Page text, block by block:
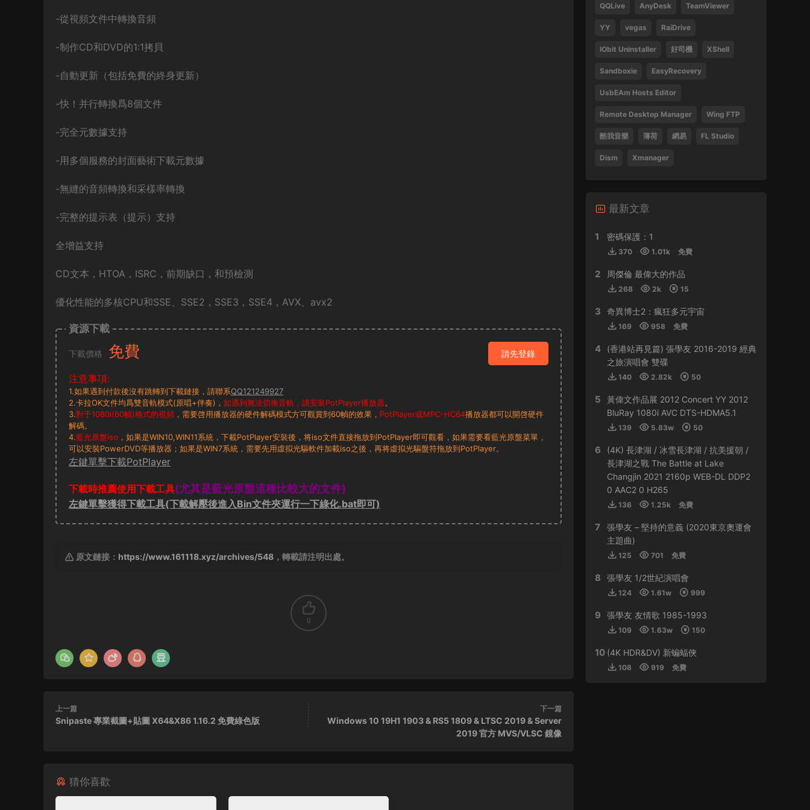
-從視頻文件中轉換音頻
-制作CD和DVD的1:1拷貝
-自動更新（包括免費的終身更新）
-快！并行轉換爲8個文件
-完全元數據支持
-用多個服務的封面藝術下載元數據
-無縫的音頻轉換和采樣率轉換
-完整的提示表（提示）支持
全增益支持
CD文本，HTOA，ISRC，前期缺口，和預檢測
優化性能的多核CPU和SSE、SSE2，SSE3，SSE4，AVX、avx2
資源下載
下載價格 免費 請先登錄
注意事項:
1.如果遇到付款後沒有跳轉到下載鏈接，請聯系QQ121249927
2.卡拉OK文件均爲雙音軌模式(原唱+伴奏)， 如遇到無法切換音軌，請安裝PotPlayer播放器。
3.對于1080i(60幀)格式的視頻 ，需要啓用播放器的硬件解碼模式方可觀賞到60幀的效果， PotPlayer或MPC-HC64播放器都可以開啓硬件
解碼。
4.藍光原盤iso ，如果是WIN10,WIN11系統，下載PotPlayer安裝後，将iso文件直接拖放到PotPlayer即可觀看，如果需要看藍光原盤菜單，
可以安裝PowerDVD等播放器；如果是WIN7系統，需要先用虛拟光驅軟件加載iso之後，再将虛拟光驅盤符拖放到PotPlayer。
左鍵單擊下載PotPlayer
下載時推薦使用下載工具(尤其是藍光原盤這種比較大的文件)
左鍵單擊獲得下載工具(下載解壓後進入Bin文件夾運行一下綠化.bat即可)
原文鏈接： https://www.161118.xyz/archives/548 ，轉載請注明出處。
0
上一篇
Snipaste 專業截圖+貼圖 X64&X86 1.16.2 免費綠色版
下一篇
Windows 10 19H1 1903 & RS5 1809 & LTSC 2019 & Server
2019 官方 MVS/VLSC 鏡像
猜你喜歡
Tsang Hei 2013 Blu-ray 1080i AVC DTS-HD
470859 • 2024-09-03
感謝分享
來源： 瞬息全宇宙
laohusyf • 2024-05-30
喜歡聽張敬軒的歌
來源：
張敬軒 2018 Hinsideout 演唱會 Hins
Silicon • 2024-04-30
來源： (香港站&台北站) 張學友 經典之旅
HY0768 • 2024-03-13
來源：
容祖兒 Another Side Joey My Secret
Live 2023
509sdyfk • 2024-02-21
這個真是太貴了
來源： 容祖兒 Another Side Joey My Secret
Live 2023
HJGZS • 2024-02-06
好貴啊
來源： 容祖兒 Another Side Joey My Secret
Live 2023
io；
來源： 周傑倫 最偉大的作品
虛空恐懼 • 2024-01-11
來源： 林子祥&趙增熹 2013 絕對熹祥 演唱會 A
Tsang Hei 2013 Blu-ray 1080i AVC DTS-HD
MA 5.1
QQLive AnyDesk TeamViewer
YY vegas RaiDrive
IObit Uninstaller 好司機 XShell
Sandboxie EasyRecovery
UsbEAm Hosts Editor
Remote Desktop Manager Wing FTP
酷我音樂 薄荷 網易 FL Studio
Dism Xmanager
最新文章
1 密碼保護：1
370 1.01k 免費
2 周傑倫 最偉大的作品
268 2k 15
3 奇異博士2：瘋狂多元宇宙
169 958 免費
4
(香港站再見篇) 張學友 2016-2019 經典
之旅演唱會 雙碟
140 2.82k 50
5
黃偉文作品展 2012 Concert YY 2012
BluRay 1080i AVC DTS-HDMA5.1
139 5.83w 50
6
(4K) 長津湖 / 冰雪長津湖 / 抗美援朝 /
長津湖之戰 The Battle at Lake
Changjin 2021 2160p WEB-DL DDP2
0 AAC2 0 H265
136 1.25k 免費
7
張學友 – 堅持的意義 (2020東京奧運會
主題曲)
125 701 免費
8 張學友 1/2世紀演唱會
124 1.61w 999
9 張學友 友情歌 1985-1993
109 1.63w 150
10 (4K HDR&DV) 新蝙蝠俠
108 919 免費